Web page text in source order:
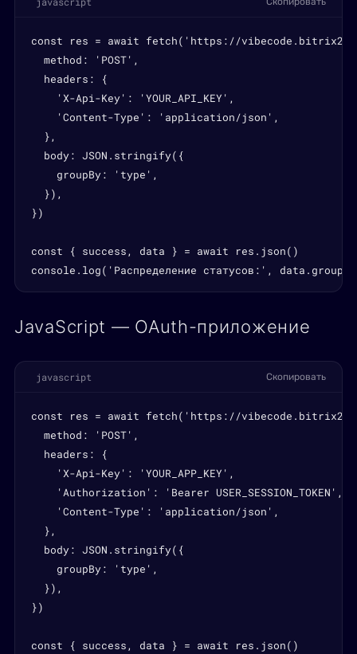
const res = await fetch('https://
  method: 'POST',
  headers: {
    'X-Api-Key': 'YOUR_API_KEY',
    'Content-Type': 'application/json',
  },
  body: JSON.stringify({
    groupBy: 'type',
  }),
})
const { success, data } = await res.json()
console.log('Распределение статусов:', data.groups)
JavaScript — OAuth-приложение
javascript Скопировать
const res = await fetch('https://
  method: 'POST',
  headers: {
    'X-Api-Key': 'YOUR_APP_KEY',
    'Authorization': 'Bearer USER_SESSION_TOKEN',
    'Content-Type': 'application/json',
  },
  body: JSON.stringify({
    groupBy: 'type',
  }),
})
const { success, data } = await res.json()